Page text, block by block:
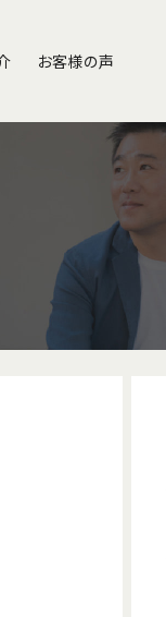
お客様の声